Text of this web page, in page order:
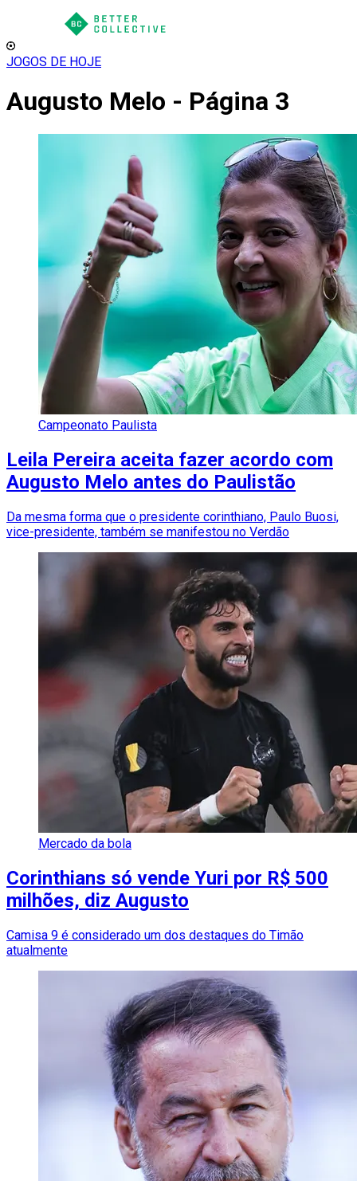
JOGOS DE HOJE
Augusto Melo - Página 3
Campeonato Paulista
Leila Pereira aceita fazer acordo com
Augusto Melo antes do Paulistão
Da mesma forma que o presidente corinthiano, Paulo Buosi,
vice-presidente, também se manifestou no Verdão
Mercado da bola
Corinthians só vende Yuri por R$ 500
milhões, diz Augusto
Camisa 9 é considerado um dos destaques do Timão
atualmente